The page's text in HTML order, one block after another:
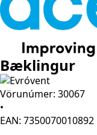
Bæklingur
Vörunúmer: 30067
•
EAN: 7350070010892